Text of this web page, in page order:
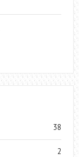
38
2